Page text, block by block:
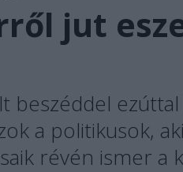
jut
beszéddel
a politikusok,
révén ismer a